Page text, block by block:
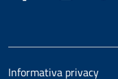
Informativa privacy